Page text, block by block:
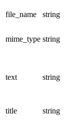
file_name string
mime_type string
text string
title
string